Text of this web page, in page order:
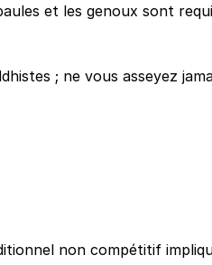
et les genoux sont
; ne vous asseyez
non compétitif